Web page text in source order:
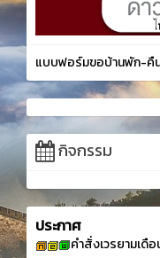
แบบฟอร์มขอบ้านพัก-คื
กิจกรรม
ประกาศ
คำสั่งเวรยามเดื